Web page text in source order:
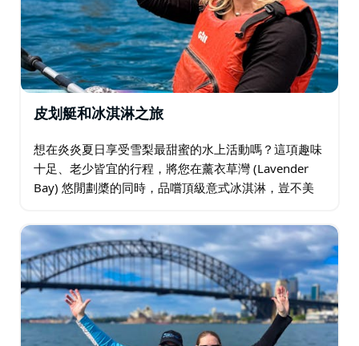
皮划艇和冰淇淋之旅
想在炎炎夏日享受雪梨最甜蜜的水上活動嗎？這項趣味
十足、老少皆宜的行程，將您在薰衣草灣 (Lavender
Bay) 悠閒劃槳的同時，品嚐頂級意式冰淇淋，豈不美
的口味（兩球！）…